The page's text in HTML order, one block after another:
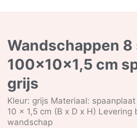
Wandschappen 8
100x10x1,5 cm
grijs
Kleur: grijs Materiaal:
10 x 1,5 cm (B x D x H) Levering
wandschap